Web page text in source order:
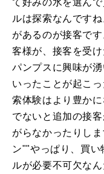
ルは探索なんです
があるのが接客で
客様が、接客を受
パンプスに興味が
いったことが起こ
索体験はより豊か
でないと追加の接
がらなかったりし
ン""やっぱり、買
ルが必要不可欠な